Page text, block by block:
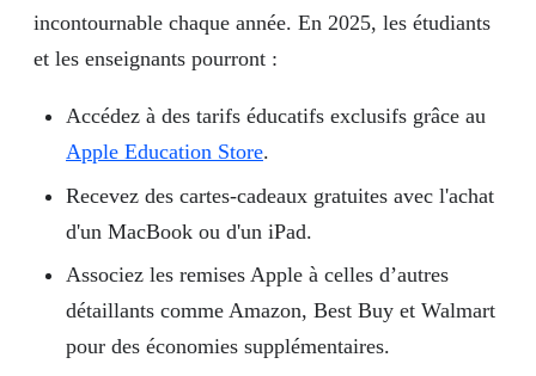
incontournable chaque année. En 2025, les étudiants
et les enseignants pourront :
Accédez à des tarifs éducatifs exclusifs grâce au
Apple Education Store.
Recevez des cartes-cadeaux gratuites avec l'achat
d'un MacBook ou d'un iPad.
Associez les remises Apple à celles d’autres
détaillants comme Amazon, Best Buy et Walmart
pour des économies supplémentaires.